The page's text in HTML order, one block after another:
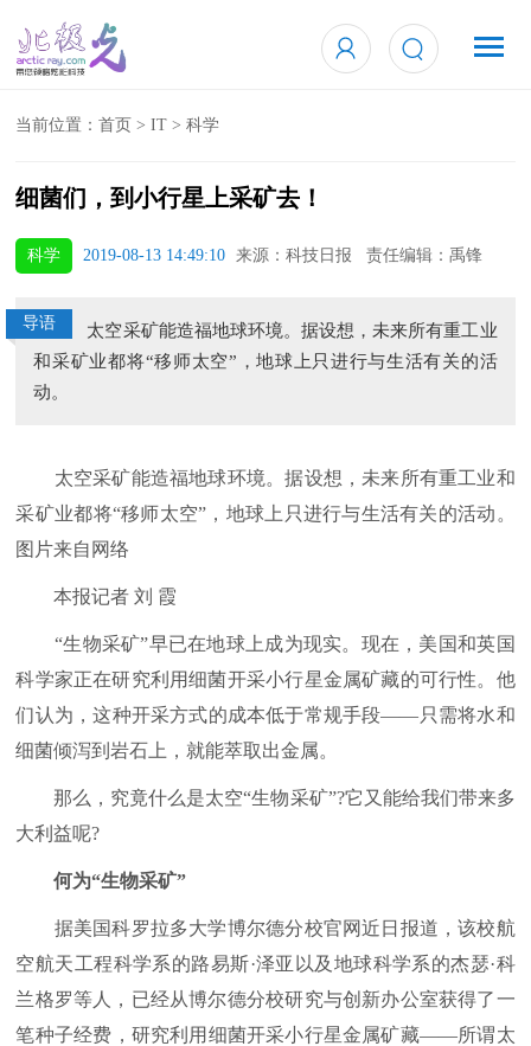
当前位置：首页 >IT >科学
细菌们，到小行星上采矿去！
科学 2019-08-13 14:49:10 来源：科技日报 责任编辑：禹锋
导语
太空采矿能造福地球环境。据设想，未来所有重工业
和采矿业都将“移师太空”，地球上只进行与生活有关的活
动。
太空采矿能造福地球环境。据设想，未来所有重工业和
采矿业都将“移师太空”，地球上只进行与生活有关的活动。
图片来自网络
本报记者 刘 霞
“生物采矿”早已在地球上成为现实。现在，美国和英国
科学家正在研究利用细菌开采小行星金属矿藏的可行性。他
们认为，这种开采方式的成本低于常规手段——只需将水和
细菌倾泻到岩石上，就能萃取出金属。
那么，究竟什么是太空“生物采矿”?它又能给我们带来多
大利益呢?
何为“生物采矿”
据美国科罗拉多大学博尔德分校官网近日报道，该校航
空航天工程科学系的路易斯·泽亚以及地球科学系的杰瑟·科
兰格罗等人，已经从博尔德分校研究与创新办公室获得了一
笔种子经费，研究利用细菌开采小行星金属矿藏——所谓太